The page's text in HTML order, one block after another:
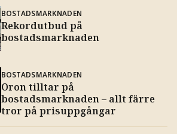
BOSTADSMARKNADEN
Rekordutbud på
bostadsmarknaden
BOSTADSMARKNADEN
Oron tilltar på
bostadsmarknaden – allt färre
tror på prisuppgångar